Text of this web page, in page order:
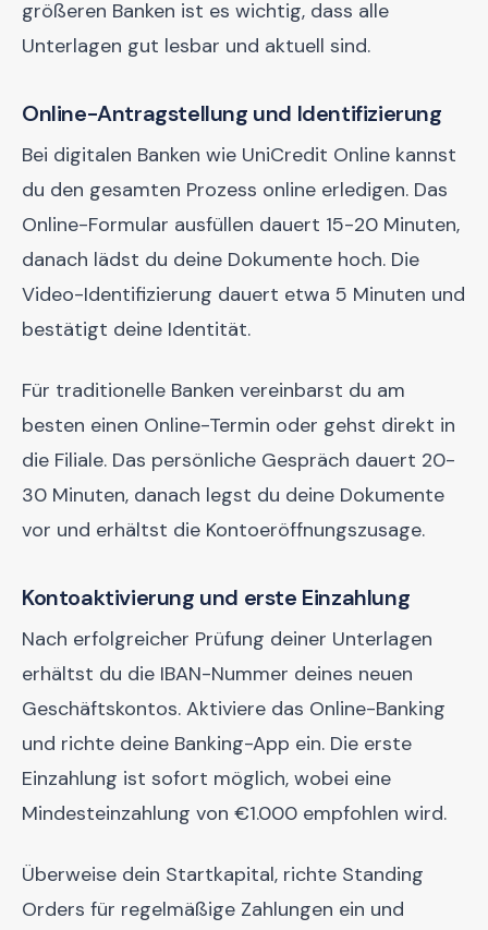
größeren Banken ist es wichtig, dass alle
Unterlagen gut lesbar und aktuell sind.
Online-Antragstellung und Identifizierung
Bei digitalen Banken wie UniCredit Online kannst
du den gesamten Prozess online erledigen. Das
Online-Formular ausfüllen dauert 15-20 Minuten,
danach lädst du deine Dokumente hoch. Die
Video-Identifizierung dauert etwa 5 Minuten und
bestätigt deine Identität.
Für traditionelle Banken vereinbarst du am
besten einen Online-Termin oder gehst direkt in
die Filiale. Das persönliche Gespräch dauert 20-
30 Minuten, danach legst du deine Dokumente
vor und erhältst die Kontoeröffnungszusage.
Kontoaktivierung und erste Einzahlung
Nach erfolgreicher Prüfung deiner Unterlagen
erhältst du die IBAN-Nummer deines neuen
Geschäftskontos. Aktiviere das Online-Banking
und richte deine Banking-App ein. Die erste
Einzahlung ist sofort möglich, wobei eine
Mindesteinzahlung von €1.000 empfohlen wird.
Überweise dein Startkapital, richte Standing
Orders für regelmäßige Zahlungen ein und